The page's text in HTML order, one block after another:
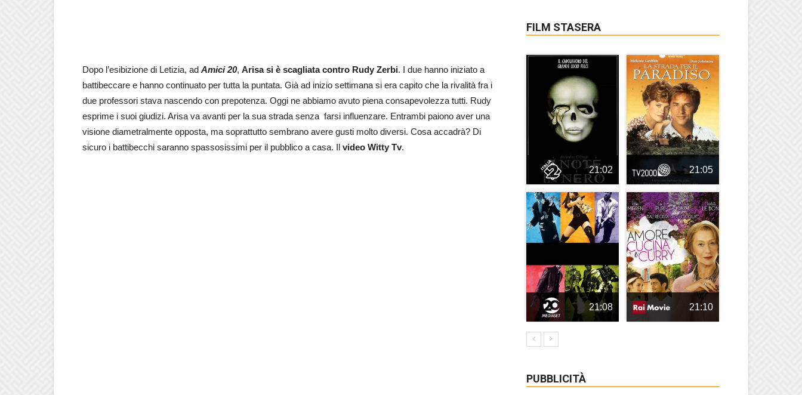
Dopo l’esibizione di Letizia, ad Amici 20, Arisa si è scagliata contro Rudy Zerbi. I due hanno iniziato a
battibeccare e hanno continuato per tutta la puntata. Già ad inizio settimana si era capito che la rivalità fra i
due professori stava nascendo con prepotenza. Oggi ne abbiamo avuto piena consapevolezza tutti. Rudy
esprime i suoi giudizi. Arisa va avanti per la sua strada senza farsi influenzare. Entrambi paiono aver una
visione diametralmente opposta, ma soprattutto sembrano avere gusti molto diversi. Cosa accadrà? Di
sicuro i battibecchi saranno spassosissimi per il pubblico a casa. Il video Witty Tv.
FILM STASERA
21:02 21:05
21:08 21:10
PUBBLICITÀ